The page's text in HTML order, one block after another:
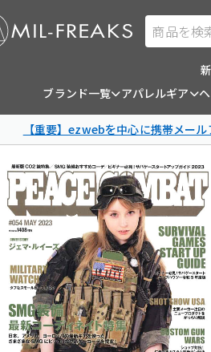
商品を検
ブランド一覧
アパレルギア
【重要】ezwebを中心に携帯メー